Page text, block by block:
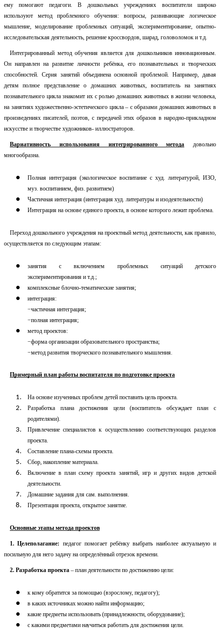
ему помогают педагоги. В дошкольных учреждениях воспитатели широко
используют метод проблемного обучения: вопросы, развивающие логическое
мышление, моделирование проблемных ситуаций, экспериментирование, опытно-
исследовательская деятельность, решение кроссвордов, шарад, головоломок и т.д.
Интегрированный метод обучения является для дошкольников инновационным.
Он направлен на развитие личности ребёнка, его познавательных и творческих
способностей. Серия занятий объединена основной проблемой. Например, давая
детям полное представление о домашних животных, воспитатель на занятиях
познавательного цикла знакомит их с ролью домашних животных в жизни человека,
на занятиях художественно-эстетического цикла – с образами домашних животных в
произведениях писателей, поэтов, с передачей этих образов в народно-прикладном
искусстве и творчестве художников- иллюстраторов.
Вариативность использования интегрированного метода довольно
многообразна.
Полная интеграция (экологическое воспитание с худ. литературой, ИЗО,
муз. воспитанием, физ. развитием)
Частичная интеграция (интеграция худ. литературы и изодеятельности)
Интеграция на основе единого проекта, в основе которого лежит проблема.
Переход дошкольного учреждения на проектный метод деятельности, как правило,
осуществляется по следующим этапам:
занятия с включением проблемных ситуаций детского
экспериментирования и т.д.;
комплексные блочно-тематические занятия;
интеграция:
−частичная интеграция;
−полная интеграция;
метод проектов:
−форма организации образовательного пространства;
−метод развития творческого познавательного мышления.
Примерный план работы воспитателя по подготовке проекта
На основе изученных проблем детей поставить цель проекта.
Разработка плана достижения цели (воспитатель обсуждает план с
родителями).
Привлечение специалистов к осуществлению соответствующих разделов
проекта.
Составление плана-схемы проекта.
Сбор, накопление материала.
Включение в план схему проекта занятий, игр и других видов детской
деятельности.
Домашние задания для сам. выполнения.
Презентация проекта, открытое занятие.
Основные этапы метода проектов
1. Целеполагание: педагог помогает ребёнку выбрать наиболее актуальную и
посильную для него задачу на определённый отрезок времени.
2. Разработка проекта – план деятельности по достижению цели:
к кому обратится за помощью (взрослому, педагогу);
в каких источниках можно найти информацию;
какие предметы использовать (принадлежности, оборудование);
с какими предметами научиться работать для достижения цели.